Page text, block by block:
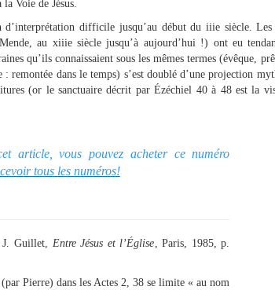
la Voie de Jésus.
difficile jusqu’au début du iiie siècle.
au xiiie siècle jusqu’à aujourd’hui !) ont eu
qu’ils connaissaient sous les mêmes termes (évêque,
: remontée dans le temps) s’est doublé d’une projection
(or le sanctuaire décrit par Ézéchiel 40 à 48 est la
article, vous pouvez acheter ce numéro
tous les numéros!
J. Guillet, Entre Jésus et l’Église, Paris, 1985, p.
Pierre) dans les Actes 2, 38 se limite « au nom